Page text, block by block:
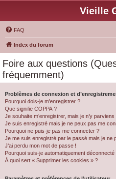
Vieille
FAQ
Index du forum
Foire aux questions
fréquemment)
Problèmes de connexion et
Pourquoi dois-je m’enregistrer ?
Que signifie COPPA ?
Je souhaite m’enregistrer, mais je n’y parviens
Je suis enregistré mais je ne peux pas me
Pourquoi ne puis-je pas me connecter ?
Je me suis enregistré par le passé mais je ne
J’ai perdu mon mot de passe !
Pourquoi suis-je automatiquement déconnecté
À quoi sert « Supprimer les cookies » ?